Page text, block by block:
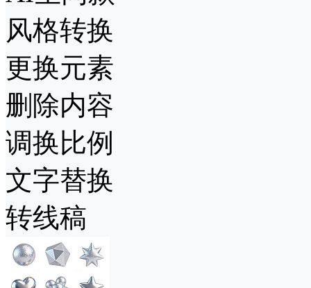
风格转换
更换元素
删除内容
调换比例
文字替换
转线稿